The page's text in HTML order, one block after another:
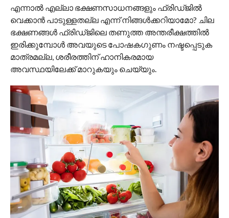
എന്നാൽ എല്ലാ ഭക്ഷണസാധനങ്ങളും ഫ്രിഡ്ജിൽ
വെക്കാൻ പാടുള്ളതല്ല എന്ന് നിങ്ങൾക്കറിയാമോ? ചില
ഭക്ഷണങ്ങൾ ഫ്രിഡ്ജിലെ തണുത്ത അന്തരീക്ഷത്തിൽ
ഇരിക്കുമ്പോൾ അവയുടെ പോഷകഗുണം നഷ്ടപ്പെടുക
മാത്രമല്ല, ശരീരത്തിന് ഹാനികരമായ
അവസ്ഥയിലേക്ക് മാറുകയും ചെയ്യും.